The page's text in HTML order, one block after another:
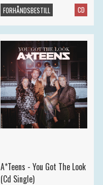
CD
FORHÅNDSBESTILL
A*Teens - You Got The Look
(Cd Single)